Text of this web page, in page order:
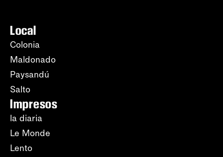
Local
Colonia
Maldonado
Paysandú
Salto
Impresos
la diaria
Le Monde
Lento